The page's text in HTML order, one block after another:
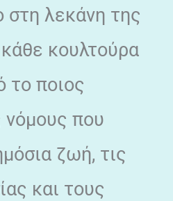
στη λεκάνη της
κουλτούρα
το ποιος
νόμους που
ζωή, τις
και τους